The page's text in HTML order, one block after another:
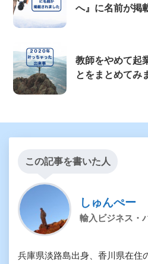
へ』に名前が掲
教師をやめて起
とをまとめてみ
この記事を書いた人
しゅんぺー
輸入ビジネス・
兵庫県淡路島出身、香川県在住